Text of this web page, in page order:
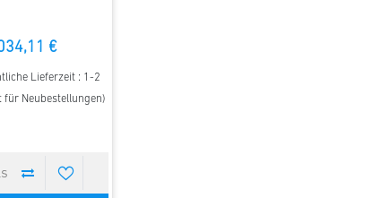
€
Lieferzeit : 1-2
für Neubestellungen)